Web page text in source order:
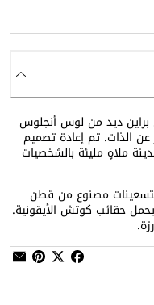
براين ديد من لوس أنجلوس
الذات. تم إعادة تصميم
ملاهٍ مليئة بالشخصيات
مصنوع من قطن
حقائب كوتش الأيقونية.